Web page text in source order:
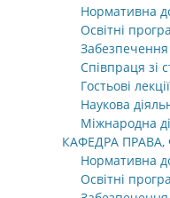
Нормативна
Освітні
Забезпечення
Співпраця зі
Гостьові лекції
Наукова
Міжнародна
КАФЕДРА ПРАВА,
Нормативна
Освітні